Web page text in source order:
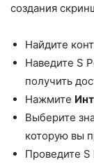
создания
Найдите
Наведите S
получить
Нажмите
Выберите
которую вы
Проведите S